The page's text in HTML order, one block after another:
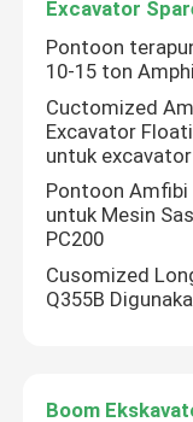
Excavator
Pontoon
10-15 ton
Cuctomized
Excavator
untuk
Pontoon Amfibi
untuk Mesin
PC200
Cusomized
Q355B
Boom